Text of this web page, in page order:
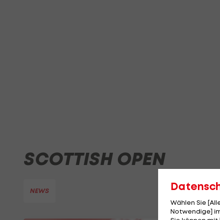
SCOTTISH OPEN
NEWS
Wählen Sie
Notwendige]